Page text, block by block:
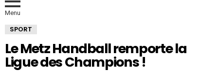
Menu
SPORT
Le Metz Handball remporte la
Ligue des Champions !